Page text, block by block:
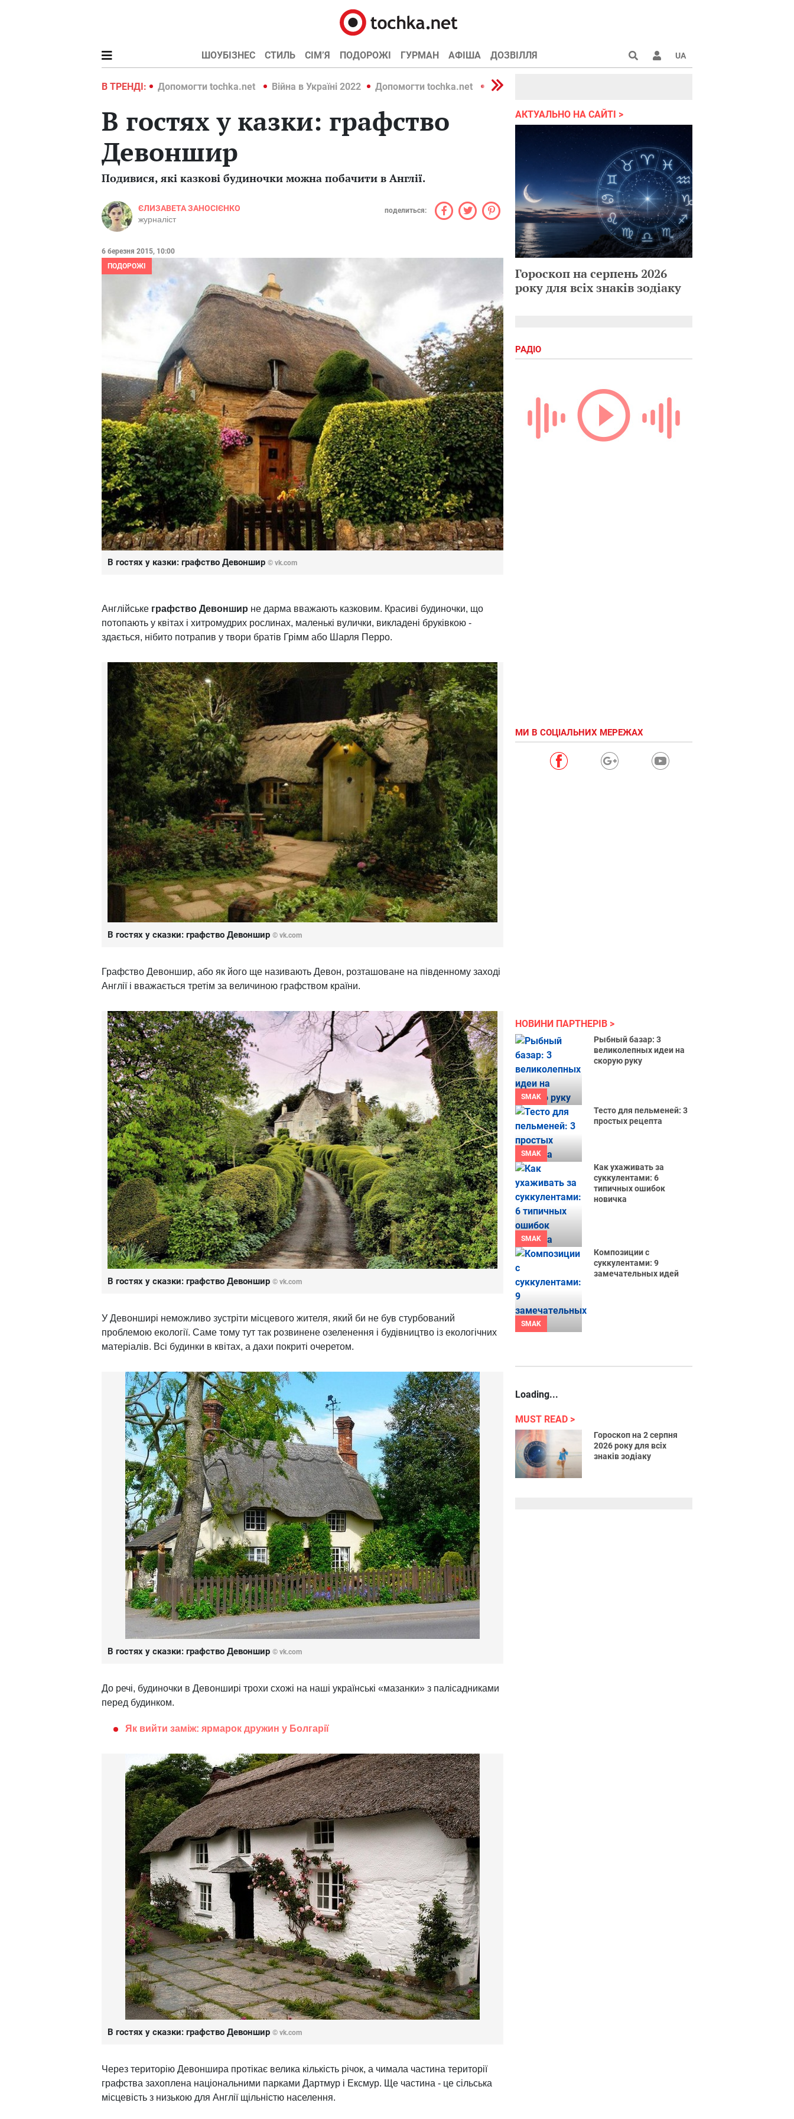
ШОУБІЗНЕС СТИЛЬ СІМ’Я ПОДОРОЖІ ГУРМАН АФІША ДОЗВІЛЛЯ UA
В ТРЕНДІ:
Війна в Україні 2022 Допомогти tochka.net Війна в Україні 2022 Допомогти tochka.net Війна в Україні 2022
В гостях у казки: графство
Девоншир
Подивися, які казкові будиночки можна побачити в Англії.
ЄЛИЗАВЕТА ЗАНОСІЄНКО
журналіст
поделиться:
6 березня 2015, 10:00
ПОДОРОЖІ
В гостях у казки: графство Девоншир © vk.com
Англійське графство Девоншир не дарма вважають казковим. Красиві будиночки, що
потопають у квітах і хитромудрих рослинах, маленькі вулички, викладені бруківкою -
здається, нібито потрапив у твори братів Грімм або Шарля Перро.
В гостях у сказки: графство Девоншир © vk.com
Графство Девоншир, або як його ще називають Девон, розташоване на південному заході
Англії і вважається третім за величиною графством країни.
В гостях у сказки: графство Девоншир © vk.com
У Девонширі неможливо зустріти місцевого жителя, який би не був стурбований
проблемою екології. Саме тому тут так розвинене озеленення і будівництво із екологічних
матеріалів. Всі будинки в квітах, а дахи покриті очеретом.
В гостях у сказки: графство Девоншир © vk.com
До речі, будиночки в Девонширі трохи схожі на наші українські «мазанки» з палісадниками
перед будинком.
Як вийти заміж: ярмарок дружин у Болгарії
В гостях у сказки: графство Девоншир © vk.com
Через територію Девоншира протікає велика кількість річок, а чимала частина території
графства захоплена національними парками Дартмур і Ексмур. Ще частина - це сільська
місцевість з низькою для Англії щільністю населення.
АКТУАЛЬНО НА САЙТІ
Гороскоп на серпень 2026
року для всіх знаків зодіаку
РАДІО
МИ В СОЦІАЛЬНИХ МЕРЕЖАХ
НОВИНИ ПАРТНЕРІВ
SMAK
Рыбный базар: 3
великолепных идеи на
скорую руку
SMAK
Тесто для пельменей: 3
простых рецепта
SMAK
Как ухаживать за
суккулентами: 6
типичных ошибок
новичка
SMAK
Композиции с
суккулентами: 9
замечательных идей
Loading...
MUST READ
Гороскоп на 2 серпня
2026 року для всіх
знаків зодіаку